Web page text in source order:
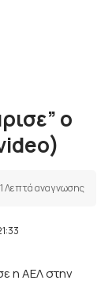
ο
1 Λεπτά αναγνωσης
η ΑΕΛ στην